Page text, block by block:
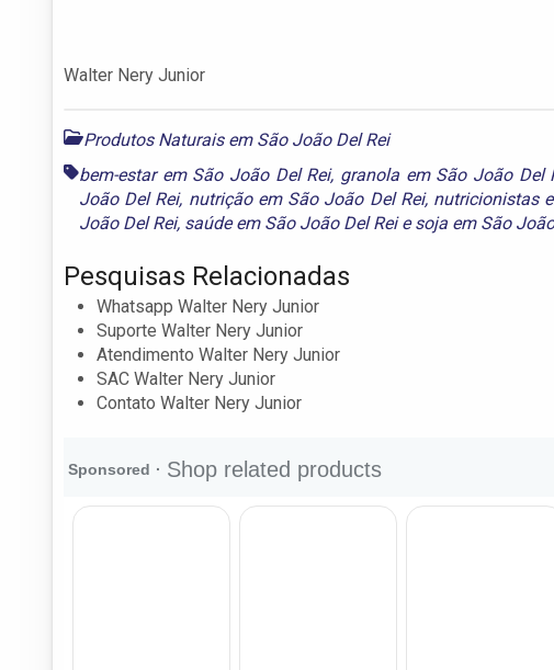
Walter Nery Junior
Produtos Naturais em São João Del Rei
bem-estar em São João Del Rei, granola em São João Del
João Del Rei, nutrição em São João Del Rei, nutricionistas
João Del Rei, saúde em São João Del Reiesoja em São
Pesquisas Relacionadas
Whatsapp Walter Nery Junior
Suporte Walter Nery Junior
Atendimento Walter Nery Junior
SAC Walter Nery Junior
Contato Walter Nery Junior